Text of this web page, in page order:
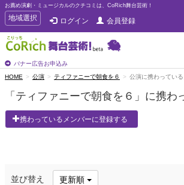
お薦め演劇・ミュージカルのクチコミは、CoRich舞台芸術！
T
o
g
g
e
n
v
i
a
地域選択 ログイン 会員登録
バナー広告お申込み
HOME 公演 ティファニーで朝食を６ 公演に携わってい
「ティファニーで朝食を６」に携わ
携わっているメンバーに登録する
並び替え 更新順